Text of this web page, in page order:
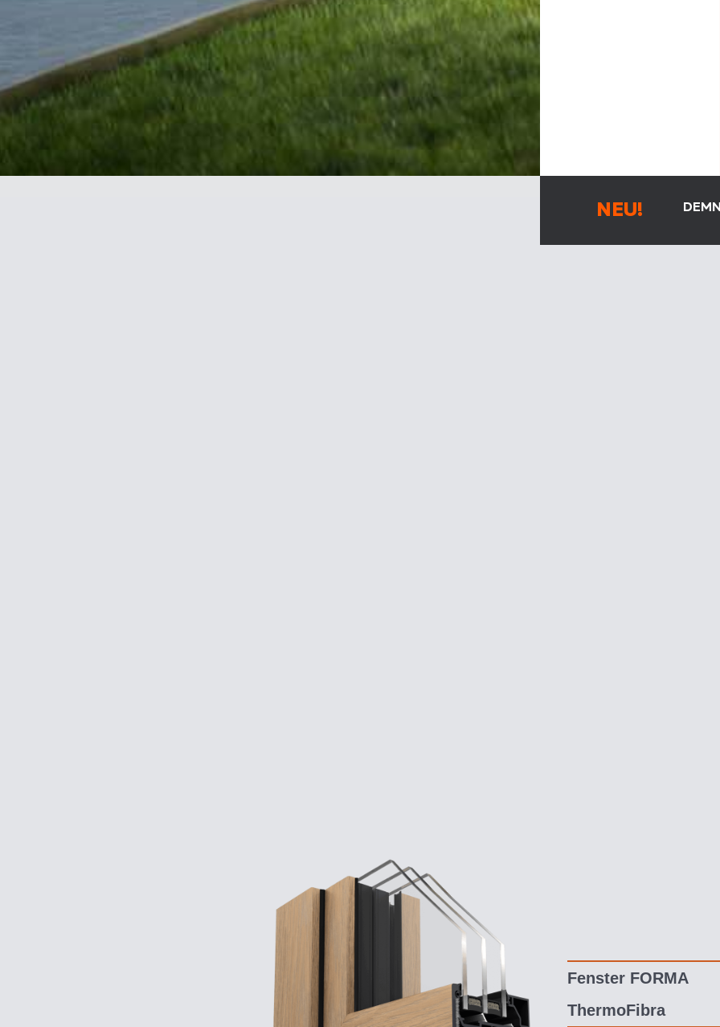
NEU!
Fenster FORMA
ThermoFibra